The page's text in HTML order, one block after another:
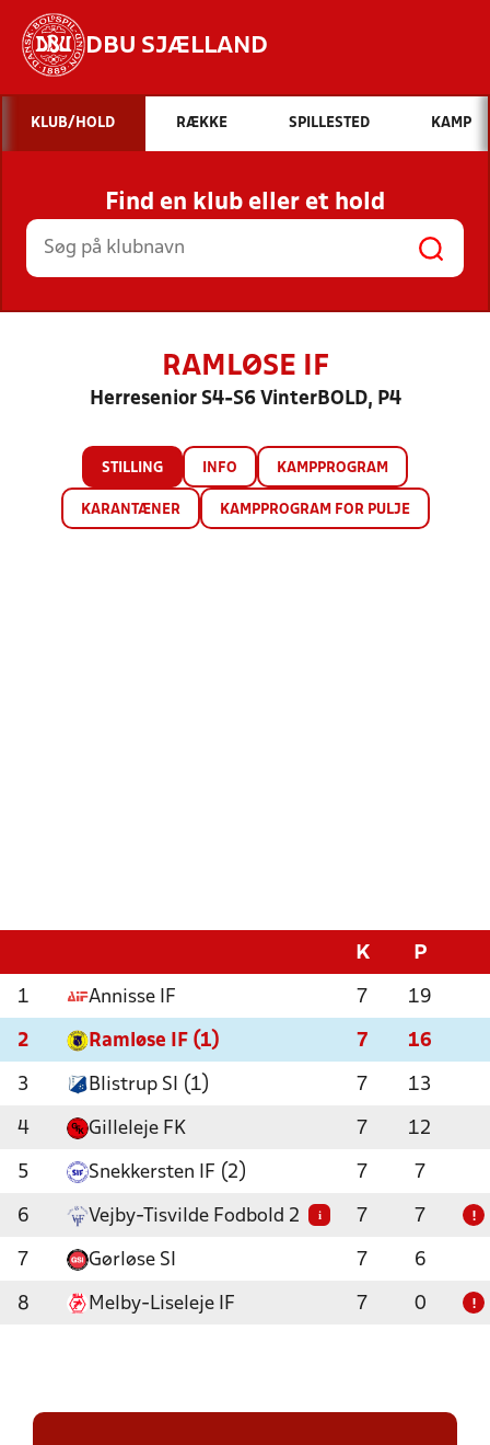
DBU SJÆLLAND
Hvad vil du søge efter?
INDHOLD OG NYHEDER
STILLINGER, RESULTATER, KLUBBER OG
HOLD
KLUB/HOLD RÆKKE SPILLESTED KAMP
Find en klub eller et hold
RAMLØSE IF
Herresenior S4-S6 VinterBOLD, P4
STILLING INFO KAMPPROGRAM
KARANTÆNER KAMPPROGRAM FOR PULJE
K P
1 Annisse IF 7 19
2 Ramløse IF (1) 7 16
3 Blistrup SI (1) 7 13
4 Gilleleje FK 7 12
5 Snekkersten IF (2) 7 7
6 Vejby-Tisvilde Fodbold 2 i 7 7 !
7 Gørløse SI 7 6
8 Melby-Liseleje IF 7 0 !